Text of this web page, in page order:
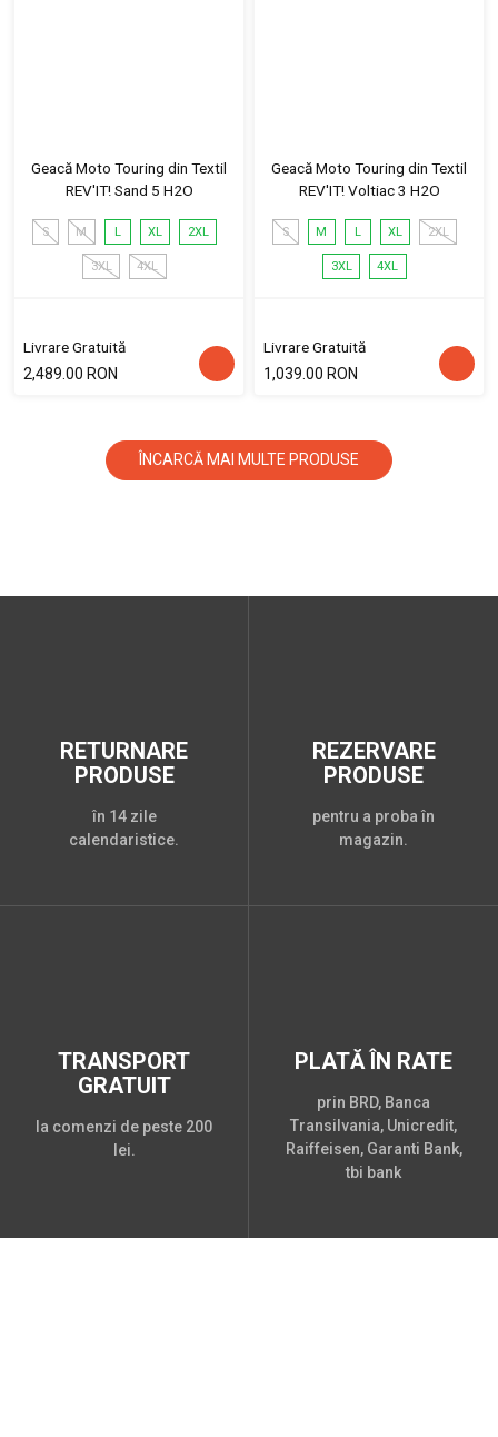
Geacă Moto Touring din Textil
REV'IT! Sand 5 H2O
S M L XL 2XL
3XL 4XL
Livrare Gratuită
2,489.00 RON
Geacă Moto Touring din Textil
REV'IT! Voltiac 3 H2O
S M L XL 2XL
3XL 4XL
Livrare Gratuită
1,039.00 RON
ÎNCARCĂ MAI MULTE PRODUSE
RETURNARE
PRODUSE
în 14 zile
calendaristice.
REZERVARE
PRODUSE
pentru a proba în
magazin.
TRANSPORT
GRATUIT
la comenzi de peste 200
lei.
PLATĂ ÎN RATE
prin BRD, Banca
Transilvania, Unicredit,
Raiffeisen, Garanti Bank,
tbi bank